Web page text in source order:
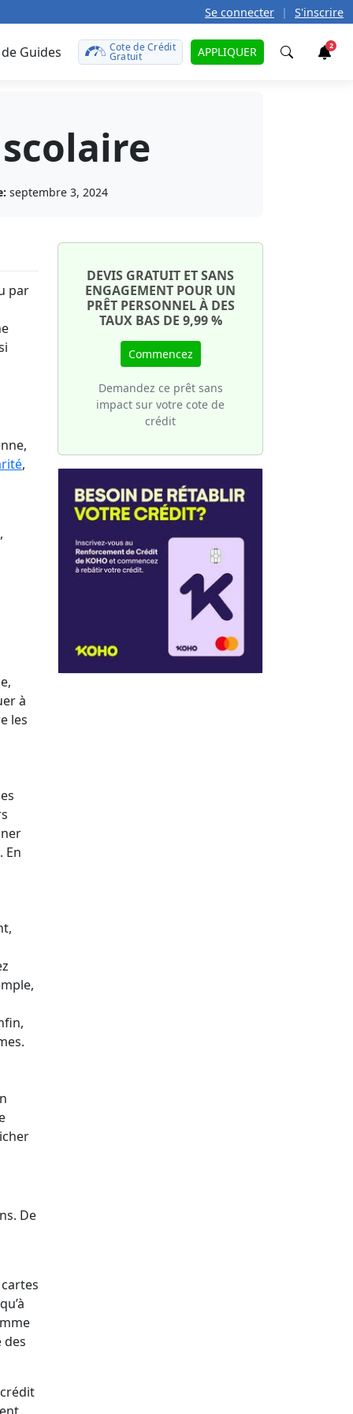
Se connecter | S'inscrire
?
de
prêt
Guides Cote de Crédit
Gratuit APPLIQUER 2
septembre 3, 2024
DEVIS GRATUIT ET SANS
ENGAGEMENT POUR UN
PRÊT PERSONNEL À DES
TAUX BAS DE 9,99 %
Commencez
Demandez ce prêt sans
impact sur votre cote de
crédit
par
,
à
les
En
De
des